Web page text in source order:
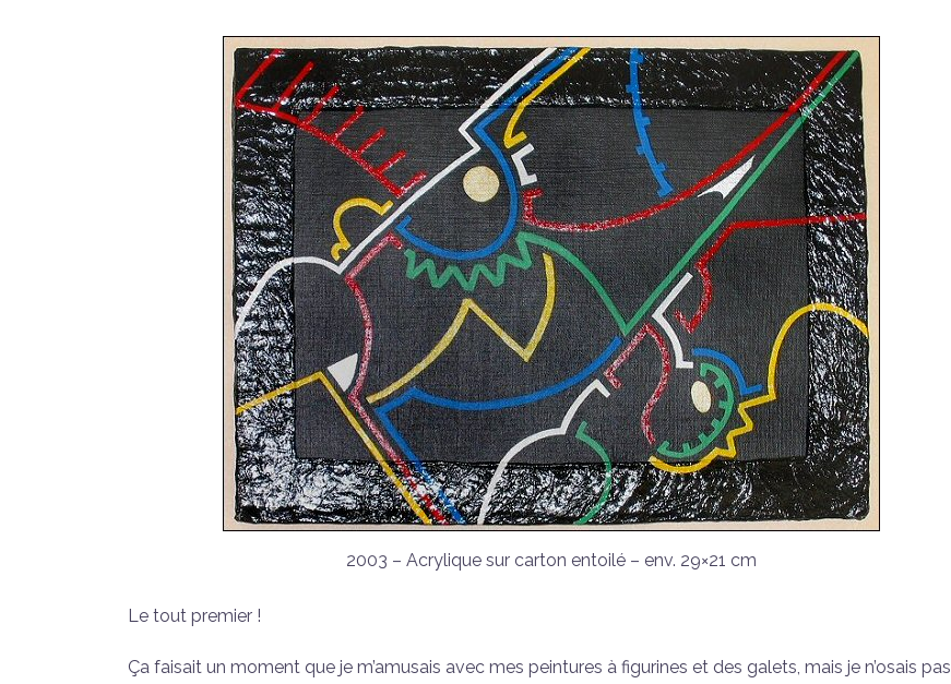
2003 – Acrylique sur carton entoilé – env. 29×21 cm
Le tout premier !
Ça faisait un moment que je m’amusais avec mes peintures à figurines et des galets, mais je n’osais pas